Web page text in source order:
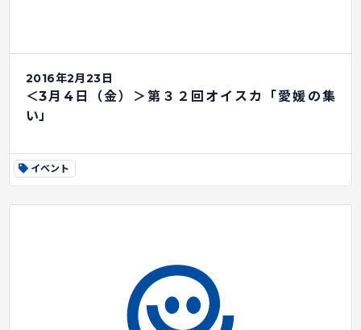
2016年2月23日
＜3月4日（金）＞第３２回オイスカ「愛媛の集
い」
イベント